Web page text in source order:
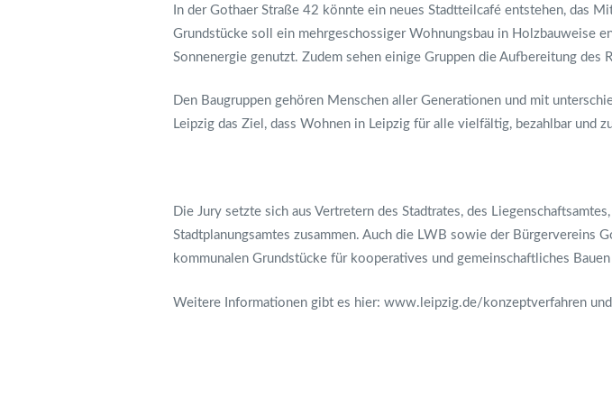
In der Gothaer Straße 42 könnte ein neues Stadtteilcafé entstehen, das
Grundstücke soll ein mehrgeschossiger Wohnungsbau in Holzbauweise
Sonnenergie genutzt. Zudem sehen einige Gruppen die Aufbereitung
Den Baugruppen gehören Menschen aller Generationen und mit
Leipzig das Ziel, dass Wohnen in Leipzig für alle vielfältig, bezahlbar und
Die Jury setzte sich aus Vertretern des Stadtrates, des
Stadtplanungsamtes zusammen. Auch die LWB sowie der Bürgervereins
kommunalen Grundstücke für kooperatives und gemeinschaftliches
Weitere Informationen gibt es hier: www.leipzig.de/konzeptverfahren und